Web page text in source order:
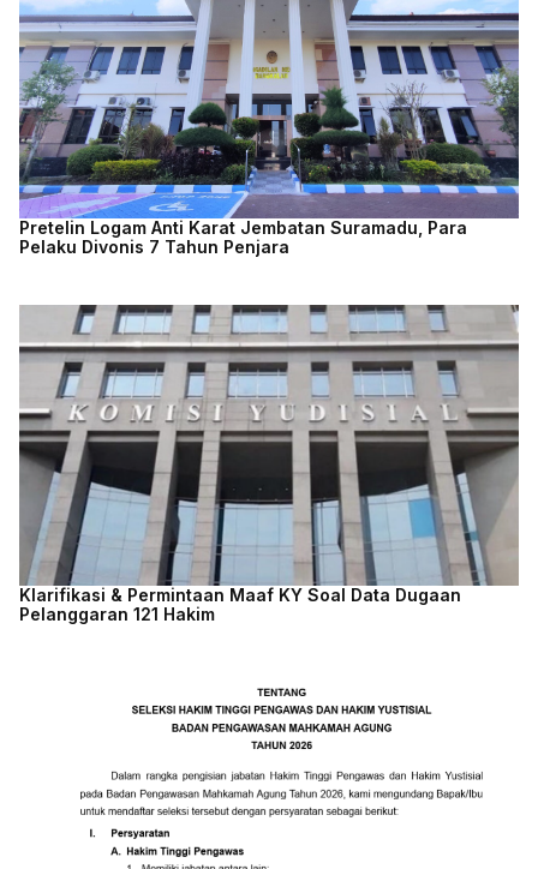
Pretelin Logam Anti Karat Jembatan Suramadu, Para
Pelaku Divonis 7 Tahun Penjara
Klarifikasi & Permintaan Maaf KY Soal Data Dugaan
Pelanggaran 121 Hakim